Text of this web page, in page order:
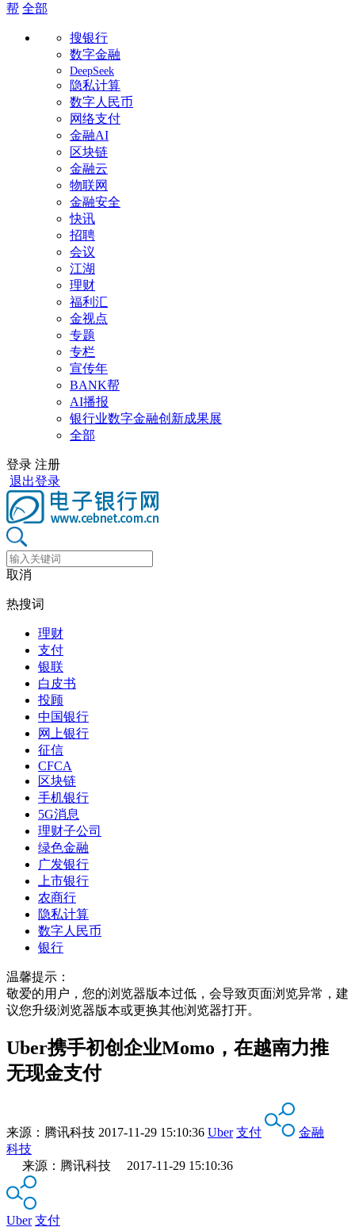
帮 全部
搜银行
数字金融
DeepSeek
隐私计算
数字人民币
网络支付
金融AI
区块链
金融云
物联网
金融安全
快讯
招聘
会议
江湖
理财
福利汇
金视点
专题
专栏
宣传年
BANK帮
AI播报
银行业数字金融创新成果展
全部
登录 注册
退出登录
取消
热搜词
理财
支付
银联
白皮书
投顾
中国银行
网上银行
征信
CFCA
区块链
手机银行
5G消息
理财子公司
绿色金融
广发银行
上市银行
农商行
隐私计算
数字人民币
银行
温馨提示：
敬爱的用户，您的浏览器版本过低，会导致页面浏览异常，建
议您升级浏览器版本或更换其他浏览器打开。
Uber携手初创企业Momo，在越南力推
无现金支付
来源： 腾讯科技 2017-11-29 15:10:36 Uber 支付
金融
科技
来源：腾讯科技 2017-11-29 15:10:36
Uber 支付